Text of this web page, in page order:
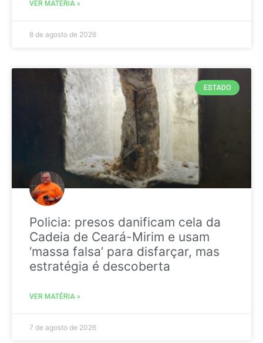
VER MATÉRIA »
8 de agosto de 2026
ESTADO
Policia: presos danificam cela da
Cadeia de Ceará-Mirim e usam
‘massa falsa’ para disfarçar, mas
estratégia é descoberta
VER MATÉRIA »
7 de agosto de 2026